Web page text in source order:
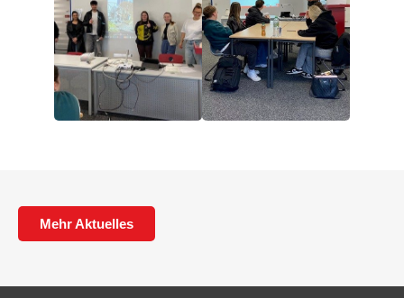
Mehr Aktuelles